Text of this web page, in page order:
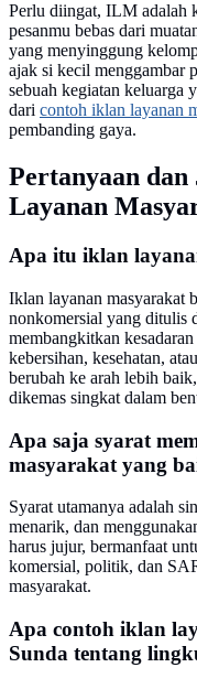
Perlu diingat, ILM adalah
pesanmu bebas dari
yang menyinggung
ajak si kecil menggambar
sebuah kegiatan keluarga
dari contoh iklan layanan
pembanding gaya.
Pertanyaan
Layanan
Apa itu iklan
Iklan layanan masyarakat
nonkomersial yang ditulis
membangkitkan
kebersihan, kesehatan,
berubah ke arah lebih
dikemas singkat dalam
Apa saja syarat
masyarakat yang
Syarat utamanya adalah
menarik, dan
harus jujur, bermanfaat
komersial, politik, dan
masyarakat.
Apa contoh iklan
Sunda tentang